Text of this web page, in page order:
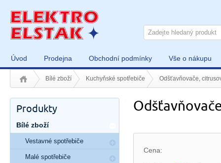
Úvod Prodejna Obchodní podmínky Vše o nákupu
Bílé zboží Kuchyňské spotřebiče Odšťavňovače,
Cena:
Produkty
Bílé zboží
Vestavné spotřebiče
Malé spotřebiče